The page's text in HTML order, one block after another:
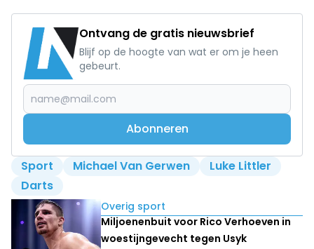
Ontvang de gratis nieuwsbrief
Blijf op de hoogte van wat er om je heen
gebeurt.
Abonneren
Sport Michael Van Gerwen
Luke Littler
Darts
Lees ook
Overig sport
Miljoenenbuit voor Rico Verhoeven in
woestijngevecht tegen Usyk